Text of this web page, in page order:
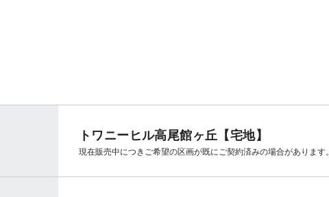
トワニーヒル高尾館ヶ丘【宅地】
現在販売中につきご希望の区画が既にご契約済みの場合があります。